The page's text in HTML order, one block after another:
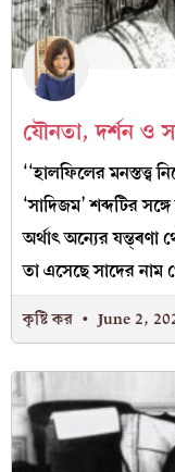
যৌনতা, দর্শন ও
‘‘হালফিলের মনস্তত্ত্ব
‘সাদিজম’ শব্দটির
অর্থাৎ অন্যের
তা এসেছে সাদের নাম
কৃষ্টি কর June 2,